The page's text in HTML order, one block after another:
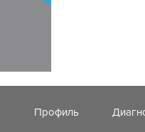
Профиль